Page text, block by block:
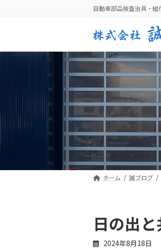
ツ
シ
自動車部品検査治具・
ホーム 誠ブログ
日の出
2024年8月18日